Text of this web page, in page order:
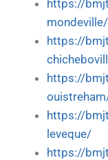
https://
mondeville/
https://
https://
https://
leveque/
https://